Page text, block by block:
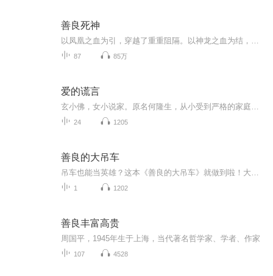
善良死神
87 85万
爱的谎言
24 1205
善良的大吊车
1 1202
善良丰富高贵
周国平，1945年生于上海，当代著名哲学家、学者、作家
107 4528